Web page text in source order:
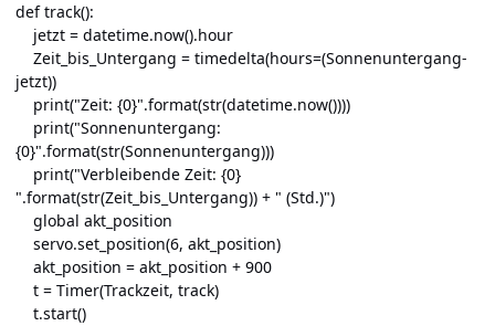
def track():
jetzt = datetime.now().hour
Zeit_bis_Untergang = timedelta(hours=(Sonnenuntergang-
jetzt))
print("Zeit: {0}".format(str(datetime.now())))
print("Sonnenuntergang:
{0}".format(str(Sonnenuntergang)))
print("Verbleibende Zeit: {0}
".format(str(Zeit_bis_Untergang)) + " (Std.)")
global akt_position
servo.set_position(6, akt_position)
akt_position = akt_position + 900
t = Timer(Trackzeit, track)
t.start()